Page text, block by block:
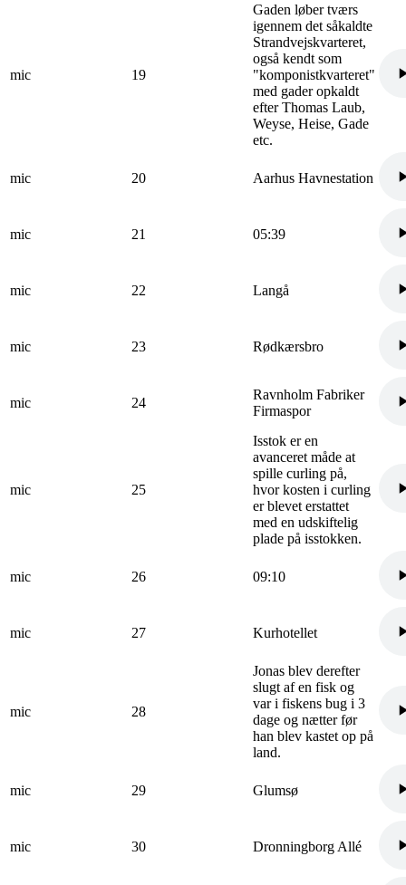
mic 19
Gaden løber tværs
igennem det såkaldte
Strandvejskvarteret,
også kendt som
"komponistkvarteret"
med gader opkaldt
efter Thomas Laub,
Weyse, Heise, Gade
etc.
mic 20 Aarhus Havnestation
mic 21 05:39
mic 22 Langå
mic 23 Rødkærsbro
mic 24
Ravnholm Fabriker
Firmaspor
mic 25
Isstok er en
avanceret måde at
spille curling på,
hvor kosten i curling
er blevet erstattet
med en udskiftelig
plade på isstokken.
mic 26 09:10
mic 27 Kurhotellet
mic 28
Jonas blev derefter
slugt af en fisk og
var i fiskens bug i 3
dage og nætter før
han blev kastet op på
land.
mic 29 Glumsø
mic 30 Dronningborg Allé